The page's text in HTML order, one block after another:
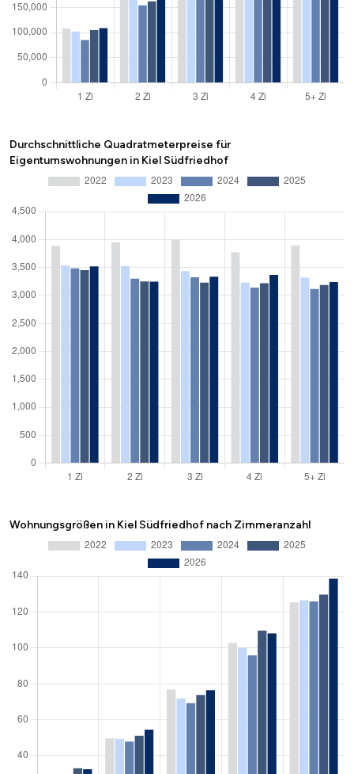
Durchschnittliche Quadratmeterpreise für
Eigentumswohnungen in Kiel Südfriedhof
Wohnungsgrößen in Kiel Südfriedhof nach Zimmeranzahl